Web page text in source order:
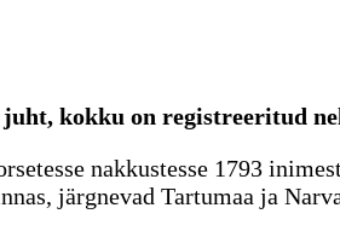
kokku on registreeritud
nakkustesse 1793
järgnevad Tartumaa ja